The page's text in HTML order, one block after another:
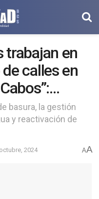
trabajan en
calles en
basura, la gestión
y reactivación de
2024 AA